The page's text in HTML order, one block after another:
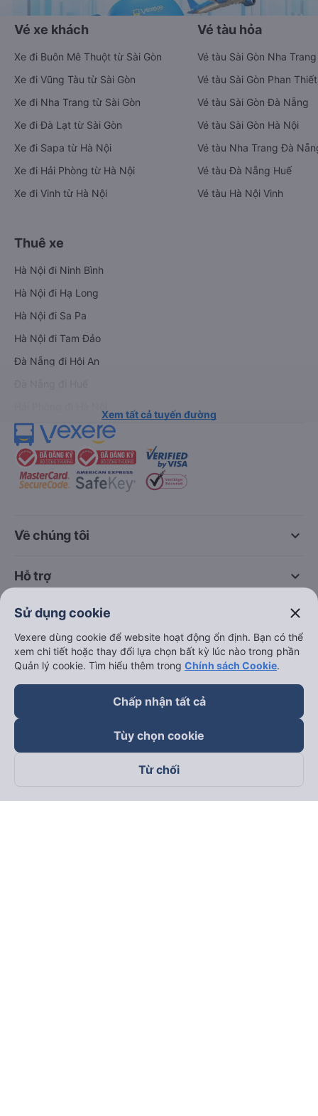
Vexere - ứng dụng đặt vé đa phương tiện với hơn 3000+ nhà
xe chất lượng cao, 5000+ tuyến đường toàn quốc, tất cả hãng
khắp các tỉnh thành tại Việt Nam.
tiện ích giúp người dùng so sánh và lựa chọn phương án di
chuyển tiết kiệm, nhanh chóng và phù hợp nhất.
Tải ứng dụng Vexere ngay
Vé xe khách
Xe đi Buôn Mê Thuột từ Sài Gòn
Xe đi Vũng Tàu từ Sài Gòn
Xe đi Nha Trang từ Sài Gòn
Xe đi Đà Lạt từ Sài Gòn
Xe đi Sapa từ Hà Nội
Thuê xe
Hà Nội đi Ninh Bình
Hà Nội đi Tam Đảo
Đà Nẵng đi Hội An
Đà Nẵng đi Huế
Hải Phòng đi Hà Nội
Xem tất cả tuyến đường
Sử dụng cookie close
Vexere dùng cookie để website hoạt động ổn định. Bạn có thể
xem chi tiết hoặc thay đổi lựa chọn bất kỳ lúc nào trong phần
Quản lý cookie. Tìm hiểu thêm trong Chính sách Cookie.
Chấp nhận tất cả
Tùy chọn cookie
Từ chối